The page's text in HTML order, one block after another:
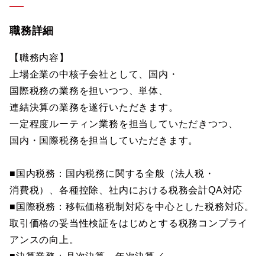
職務詳細
【職務内容】
上場企業の中核子会社として、国内・
国際税務の業務を担いつつ、単体、
連結決算の業務を遂行いただきます。
一定程度ルーティン業務を担当していただきつつ、
国内・国際税務を担当していただきます。
■国内税務：国内税務に関する全般（法人税・
消費税）、各種控除、社内における税務会計QA対応
■国際税務：移転価格税制対応を中心とした税務対応。
取引価格の妥当性検証をはじめとする税務コンプライ
アンスの向上。